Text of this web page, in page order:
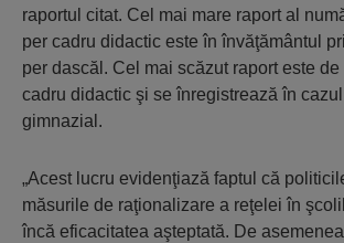
raportul citat. Cel mai mare raport al
per cadru didactic este în învăţă­mântul
per dascăl. Cel mai scăzut raport este
cadru didactic şi se înregis­trează în
gim­nazial.
„Acest lucru evidenţiază faptul că
măsurile de raţionalizare a reţelei în
încă eficacitatea aşteptată. De